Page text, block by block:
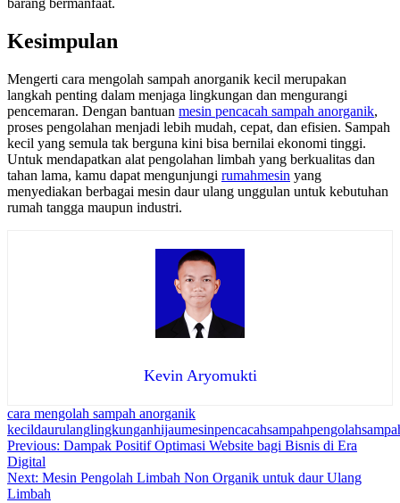
barang bermanfaat.
Kesimpulan
Mengerti cara mengolah sampah anorganik kecil merupakan
langkah penting dalam menjaga lingkungan dan mengurangi
pencemaran. Dengan bantuan mesin pencacah sampah anorganik,
proses pengolahan menjadi lebih mudah, cepat, dan efisien. Sampah
kecil yang semula tak berguna kini bisa bernilai ekonomi tinggi.
Untuk mendapatkan alat pengolahan limbah yang berkualitas dan
tahan lama, kamu dapat mengunjungi rumahmesin yang
menyediakan berbagai mesin daur ulang unggulan untuk kebutuhan
rumah tangga maupun industri.
Kevin Aryomukti
cara mengolah sampah anorganik
kecildaurulanglingkunganhijaumesinpencacahsampah
Navigasi
pos
Previous: Dampak Positif Optimasi Website bagi Bisnis di Era
Digital
Next: Mesin Pengolah Limbah Non Organik untuk daur Ulang
Limbah